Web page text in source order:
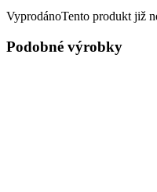
VyprodánoTento produkt již
Podobné výrobky